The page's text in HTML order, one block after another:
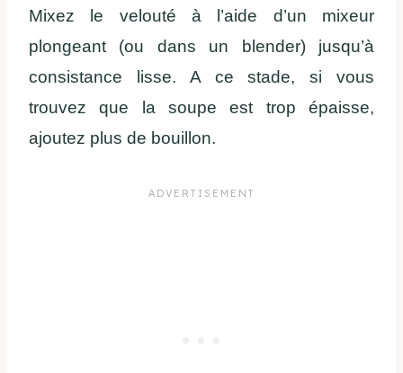
Mixez le velouté à l’aide d’un mixeur
plongeant (ou dans un blender) jusqu’à
consistance lisse. A ce stade, si vous
trouvez que la soupe est trop épaisse,
ajoutez plus de bouillon.